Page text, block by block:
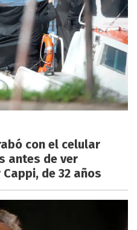
con el celular
antes de ver
de 32 años